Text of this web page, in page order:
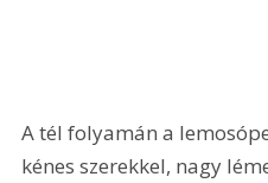
A tél folyamán a
kénes szerekkel, nagy